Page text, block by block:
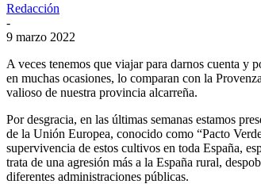
Redacción
-
9 marzo 2022
A veces tenemos que viajar para darnos cuenta y
en muchas ocasiones, lo comparan con la
valioso de nuestra provincia alcarreña.
Por desgracia, en las últimas semanas estamos
de la Unión Europea, conocido como “Pacto
supervivencia de estos cultivos en toda España,
trata de una agresión más a la España rural,
diferentes administraciones públicas.